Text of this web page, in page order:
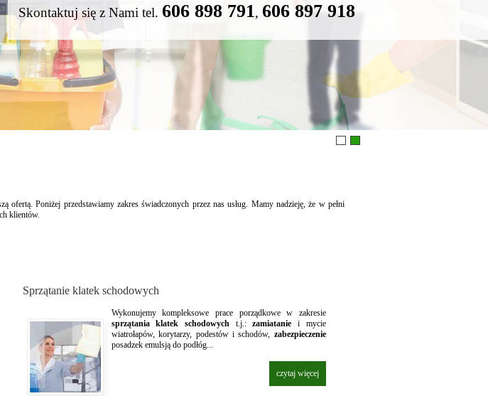
Skontaktuj się z Nami tel. 606 898 791, 606 897 918
ofertą. Poniżej przedstawiamy zakres świadczonych przez nas usług. Mamy nadzieję, że w pełni
klientów.
Sprzątanie klatek schodowych
Wykonujemy kompleksowe prace porządkowe w zakresie
sprzątania klatek schodowych t.j.:zamiatanie i mycie
wiatrołapów, korytarzy, podestów i schodów, zabezpieczenie
posadzek emulsją do podłóg...
czytaj więcej